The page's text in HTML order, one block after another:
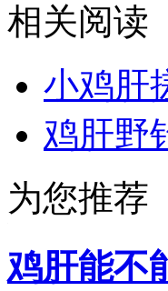
相关阅读
小鸡肝
鸡肝野
为您推荐
鸡肝能不